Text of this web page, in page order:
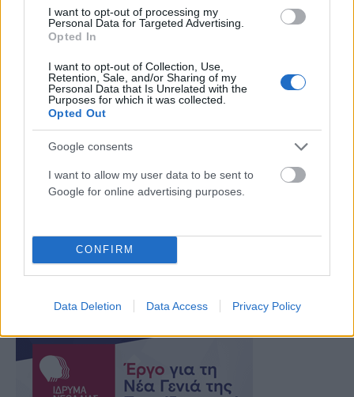
I want to opt-out of processing my
Personal Data for Targeted Advertising.
Opted In
I want to opt-out of Collection, Use,
Retention, Sale, and/or Sharing of my
Personal Data that Is Unrelated with the
Purposes for which it was collected.
Opted Out
Google consents
I want to allow my user data to be sent to
Google for online advertising purposes.
CONFIRM
Data Deletion Data Access Privacy Policy
ΕΕ: Προς απελευθέρωση η ενοικίαση ΙΧ με οδηγό –
Ποιο είναι το νέο πλαίσιο
ΑΝΑΡΤΗΘΗΚΕ ΑΠΟ GUEST USER
Η Ευρωπαϊκή Επιτροπή, δημοσίευσε το “Πακέτο Αστικών
Μετακινήσεων“, που αφορά τη στρατηγική της ΕΕ γύρω από τις